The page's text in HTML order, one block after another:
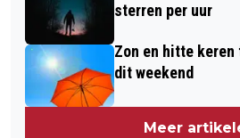
sterren per uur
Zon en hitte keren
dit weekend
Meer